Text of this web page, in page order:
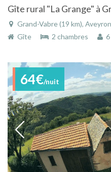
Grand-Vabre (19 km),
Gîte
2 chambres
64€/nuit